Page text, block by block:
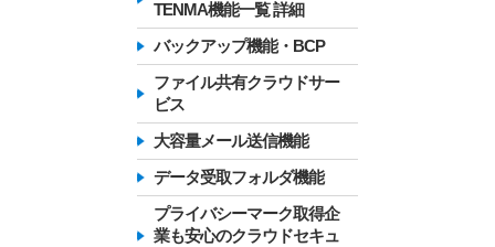
TENMA機能一覧 詳細
バックアップ機能・BCP
ファイル共有クラウドサー
ビス
大容量メール送信機能
データ受取フォルダ機能
プライバシーマーク取得企
業も安心のクラウドセキュ